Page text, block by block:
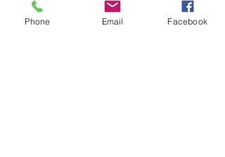
Naturales no Renovables (ARC).
Phone Email Facebook